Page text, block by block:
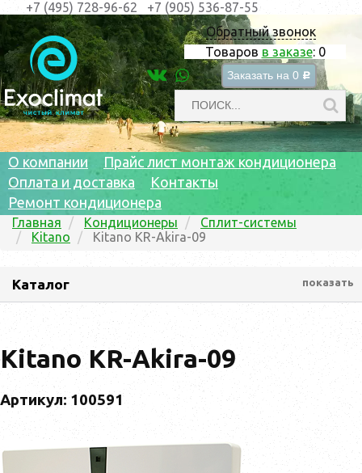
Обратный звонок
Товаров в заказе: 0
Заказать на 0 c
+7 (495) 728-96-62 +7 (905) 536-87-55
О компании
Прайс лист монтаж кондиционера
Оплата и доставка
Контакты
Ремонт кондиционера
Главная Кондиционеры
Сплит-системы
Kitano
Kitano KR-Akira-09
Каталог показать
Kitano KR-Akira-09
Артикул: 100591